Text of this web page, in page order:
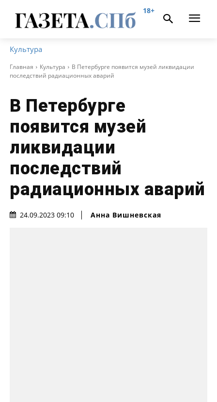
18+
Культура
Главная Культура
В Петербурге появится музей ликвидации
последствий радиационных аварий
В Петербурге
появится музей
ликвидации
последствий
радиационных аварий
24.09.2023 09:10 Анна Вишневская